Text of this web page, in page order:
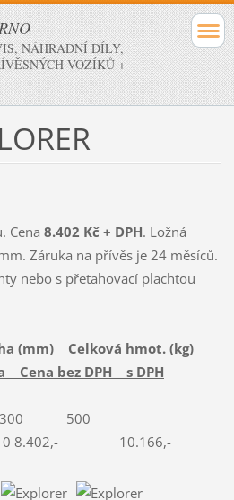
NÁHRADNÍ DÍLY,
VOZÍKŮ +
Cena 8.402 Kč + DPH. Ložná
Záruka na přívěs je 24 měsíců.
nebo s přetahovací plachtou
(mm) Celková hmot. (kg)
Cena bez DPH s DPH
500
10.166,-